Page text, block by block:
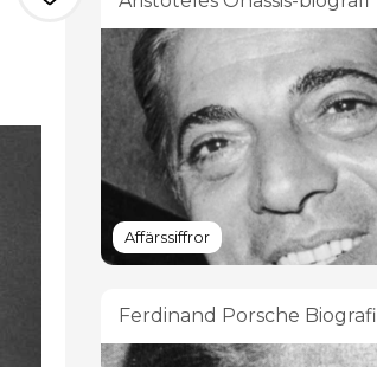
Affärssiffror
Ferdinand Porsche Biografi